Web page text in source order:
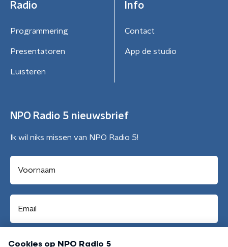
Radio
Programmering
Presentatoren
Luisteren
Info
Contact
App de studio
NPO Radio 5 nieuwsbrief
Ik wil niks missen van NPO Radio 5!
Aanmelden